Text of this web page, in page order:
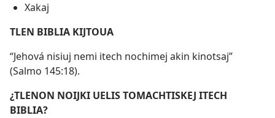
Xakaj
TLEN BIBLIA KIJTOUA
“Jehová nisiuj nemi itech nochimej akin kinotsaj”
(Salmo 145:18).
¿TLENON NOIJKI UELIS TOMACHTISKEJ ITECH
BIBLIA?